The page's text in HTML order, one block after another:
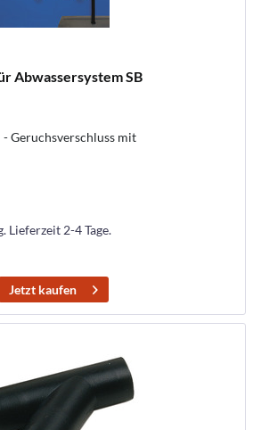
Abwassersystem SB
Geruchsverschluss mit
Lieferzeit 2-4 Tage.
Jetzt kaufen